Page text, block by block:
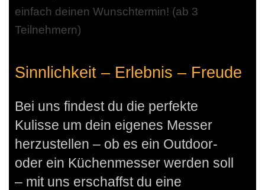
einfach deinen Wunschtermin! (ab 3
Teilnehmern)
Sinnlichkeit – Erlebnis – Freude
Bei uns findest du die perfekte
Kulisse um dein eigenes Messer
herzustellen – ob es ein Outdoor-
oder ein Küchenmesser werden soll
– mit uns erschaffst du eine